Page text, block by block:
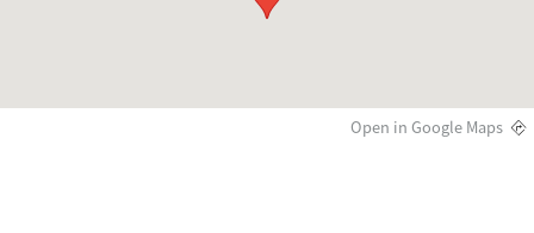
Open in Google Maps